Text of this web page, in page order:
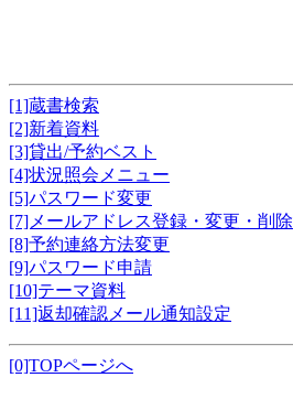
[1]蔵書検索
[2]新着資料
[3]貸出/予約ベスト
[4]状況照会メニュー
[5]パスワード変更
[7]メールアドレス登録・変更・削除
[8]予約連絡方法変更
[9]パスワード申請
[10]テーマ資料
[11]返却確認メール通知設定
[0]TOPページへ